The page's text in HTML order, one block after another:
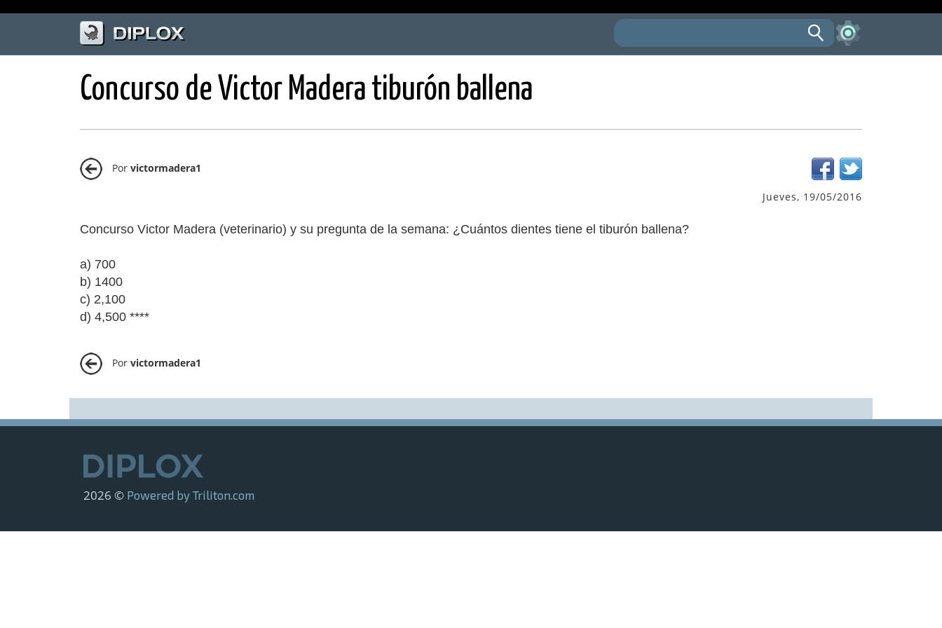
Concurso de Victor Madera tiburón ballena
Porvictormadera1
Jueves, 19/05/2016
Concurso Victor Madera (veterinario) y su pregunta de la semana: ¿Cuántos dientes tiene el tiburón ballena?
a) 700
b) 1400
c) 2,100
d) 4,500 ****
Porvictormadera1
2026 © Powered by Triliton.com